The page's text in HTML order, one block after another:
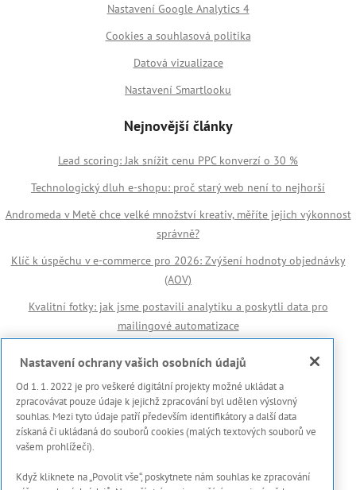
Nastavení Google Analytics 4
Cookies a souhlasová politika
Datová vizualizace
Nastavení Smartlooku
Nejnovější články
Lead scoring: Jak snížit cenu PPC konverzí o 30 %
Technologický dluh e-shopu: proč starý web není to nejhorší
Andromeda v Metě chce velké množství kreativ, měříte jejich výkonnost
správně?
Klíč k úspěchu v e-commerce pro 2026: Zvýšení hodnoty objednávky
(AOV)
Kvalitní fotky: jak jsme postavili analytiku a poskytli data pro
mailingové automatizace
Důležité odkazy
🏆 Reference
Prohlášení s použití cookies
Zásady ochrany osobních dat a dalších zpracovávaných údajů
Marketing Meter
Nastavení ochrany vašich osobních údajů
Od 1. 1. 2022 je pro veškeré digitální projekty možné ukládat a
zpracovávat pouze údaje k jejichž zpracování byl udělen výslovný
souhlas. Mezi tyto údaje patří především identifikátory a další data
získaná či ukládaná do souborů cookies (malých textových souborů ve
vašem prohlížeči).
Když kliknete na „Povolit vše“, poskytnete nám souhlas ke zpracování